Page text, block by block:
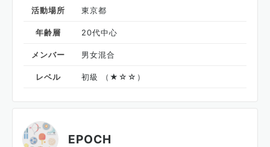
活動場所 東京都
年齢層 20代中心
メンバー 男女混合
レベル 初級 （★☆☆）
EPOCH